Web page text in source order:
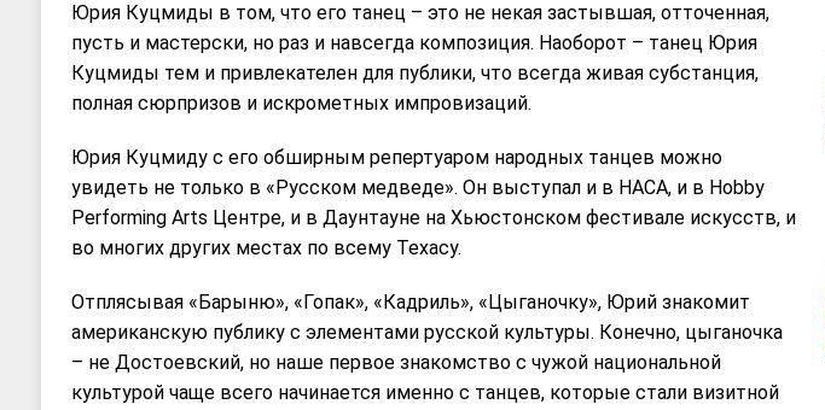
Юрия Куцмиды в том, что его танец – это не некая застывшая, отточенная,
пусть и мастерски, но раз и навсегда композиция. Наоборот – танец Юрия
Куцмиды тем и привлекателен для публики, что всегда живая субстанция,
полная сюрпризов и искрометных импровизаций.
Юрия Куцмиду с его обширным репертуаром народных танцев можно
увидеть не только в «Русском медведе». Он выступал и в НАСА, и в Hobby
Performing Arts Центре, и в Даунтауне на Хьюстонском фестивале искусств, и
во многих других местах по всему Техасу.
Отплясывая «Барыню», «Гопак», «Кадриль», «Цыганочку», Юрий знакомит
американскую публику с элементами русской культуры. Конечно, цыганочка
– не Достоевский, но наше первое знакомство с чужой национальной
культурой чаще всего начинается именно с танцев, которые стали визитной